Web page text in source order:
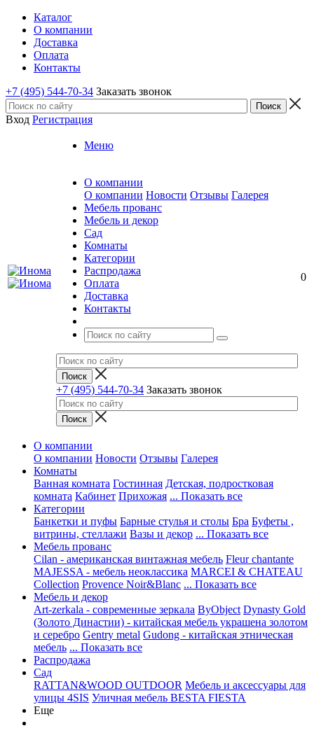
Каталог
О компании
Доставка
Оплата
Контакты
+7 (495) 544-70-34 Заказать звонок
Вход Регистрация
Меню
О компании
О компании Новости Отзывы Галерея
Мебель прованс
Мебель и декор
Сад
Комнаты
Категории
Распродажа
Оплата
Доставка
Контакты
+7 (495) 544-70-34 Заказать звонок
0
О компании
О компании Новости Отзывы Галерея
Комнаты
Ванная комната Гостинная Детская, подростковая
комната Кабинет Прихожая ... Показать все
Категории
Банкетки и пуфы Барные стулья и столы Бра Буфеты ,
витрины, стеллажи Вазы и декор ... Показать все
Мебель прованс
Cilan - американская винтажная мебель Fleur chantante
MAJESSA - мебель неоклассика MARCEI & CHATEAU
Collection Provence Noir&Blanc ... Показать все
Мебель и декор
Art-zerkala - современные зеркала ByObject Dynasty Gold
(Золото Династии) - китайская мебель украшена золотом
и серебро Gentry metal Gudong - китайская этническая
мебель ... Показать все
Распродажа
Сад
RATTAN&WOOD OUTDOOR Мебель и аксессуары для
улицы 4SIS Уличная мебель BESTA FIESTA
Еще